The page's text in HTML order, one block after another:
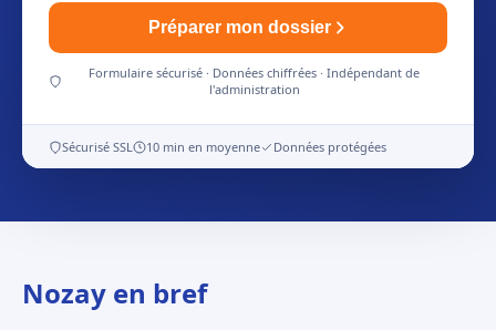
Préparer mon dossier
Formulaire sécurisé · Données chiffrées · Indépendant de
l'administration
Sécurisé SSL 10 min en moyenne Données protégées
Nozay en bref